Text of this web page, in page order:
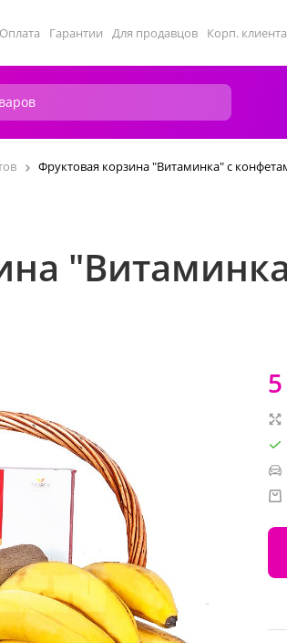
Оплата Гарантии Для продавцов Корп.
Фруктовая корзина "Витаминка" с